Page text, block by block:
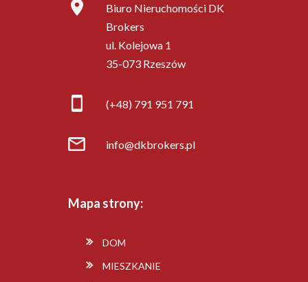
Biuro Nieruchomości DK
Brokers
ul. Kolejowa 1
35-073 Rzeszów
(+48) 791 951 791
info@dkbrokers.pl
Mapa strony:
DOM
MIESZKANIE